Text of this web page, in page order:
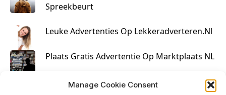
Manage Cookie Consent
Spreekbeurt
Leuke Advertenties Op Lekkeradverteren.nl
Plaats Gratis Advertentie Op Marktplaats NL
Kruisbestuiving Voor Succesvolle Marketing